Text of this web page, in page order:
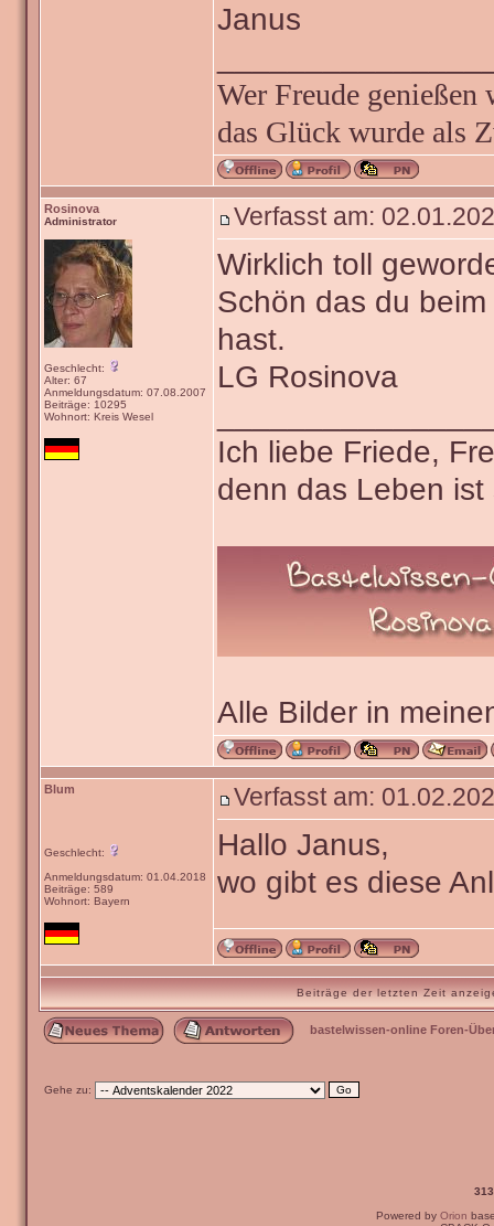
Janus
Wer Freude
das Glück wurde als
Rosinova
Administrator
Geschlecht:
Alter: 67
Anmeldungsdatum: 07.08.2007
Beiträge: 10295
Wohnort: Kreis Wesel
Verfasst am:
Wirklich toll
Schön das du
hast.
LG Rosinova
Ich liebe Friede,
denn das Leben
Alle Bilder in
Blum
Geschlecht:
Anmeldungsdatum: 01.04.2018
Beiträge: 589
Wohnort: Bayern
Verfasst am:
Hallo Janus,
wo gibt es diese
Beiträge der letzten Zeit
bastelwissen-online Foren-
Gehe zu:
Powered by Orion